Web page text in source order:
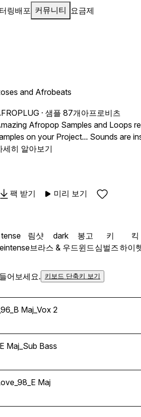
링배포 커뮤니티 요금제
and Afrobeats
· 샘플 87개아프로비츠
Afropop Samples and Loops
on your Project... Sounds are
inside! You'll definitely love to
세히 알아보기
팩 받기 미리 보기
tense 림샷 dark 봉고 키 킥
intense브라스 & 우드윈드심벌즈하이
어보세요. 키보드 단축키 보기
Maj_Vox 2 선택
Maj_Vox 2
Bass 선택
Maj_Sub Bass
선택
Maj